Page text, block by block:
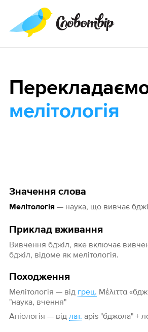
Значення слова
Мелітологія— наука, що вивчає
Приклад вживання
Вивчення бджіл, яке включає
бджіл, відоме як мелітологія.
Походження
Мелітологія — від грец. Μέλιττα
"наука, вчення"
Апіологія — від лат. apis "бджола" +
мелітологія